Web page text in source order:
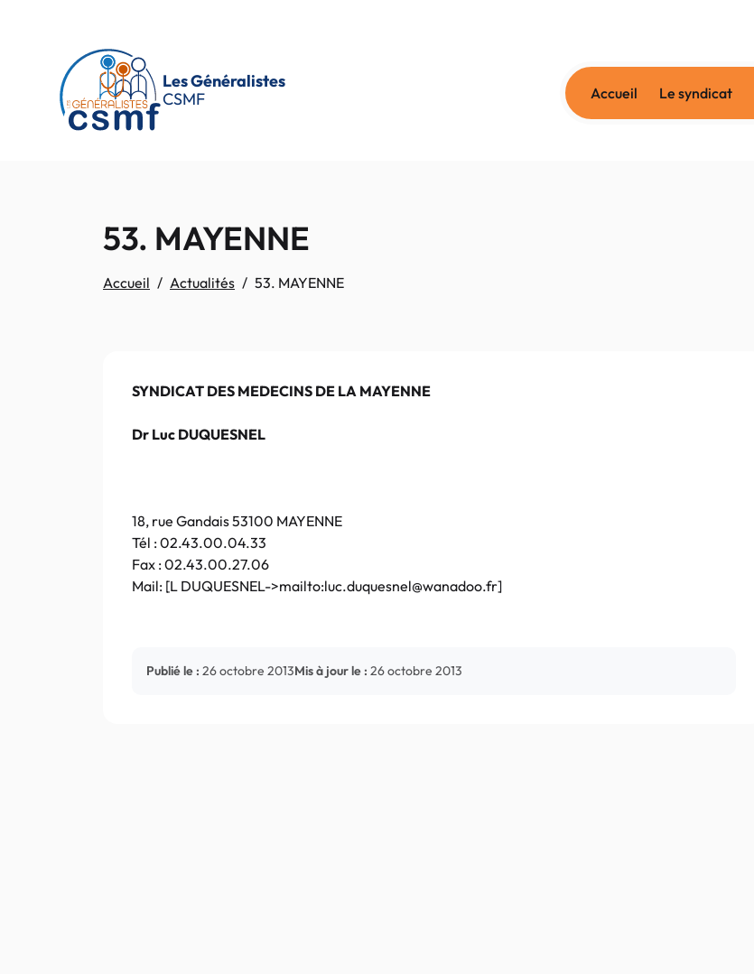
Les Généralistes
CSMF
Accueil Le syndicat
53. MAYENNE
Accueil Actualités 53. MAYENNE
SYNDICAT DES MEDECINS DE LA MAYENNE
Dr Luc DUQUESNEL
18, rue Gandais 53100 MAYENNE
Tél : 02.43.00.04.33
Fax : 02.43.00.27.06
Mail: [L DUQUESNEL->mailto:luc.duquesnel@wanadoo.fr]
Publié le : 26 octobre 2013Mis à jour le : 26 octobre 2013